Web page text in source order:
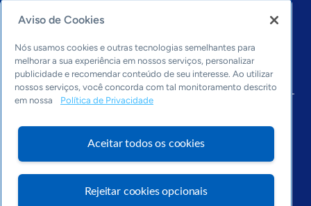
Economia & Política
Cultura empreendedora
Dados
Arquivo
Aviso de Cookies
Nós usamos cookies e outras tecnologias semelhantes para
melhorar a sua experiência em nossos serviços, personalizar
publicidade e recomendar conteúdo de seu interesse. Ao utilizar
nossos serviços, você concorda com tal monitoramento descrito
em nossa
Política de Privacidade
Aceitar todos os cookies
Rejeitar cookies opcionais